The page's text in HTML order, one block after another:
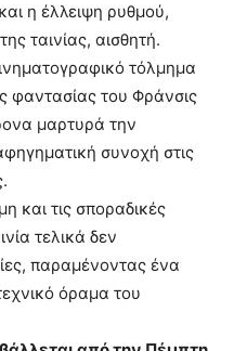
η έλλειψη ρυθμού,
ταινίας, αισθητή.
τόλμημα
φαντασίας του Φράνσις
μαρτυρά την
συνοχή στις
και τις σποραδικές
τελικά δεν
παραμένοντας ένα
όραμα του